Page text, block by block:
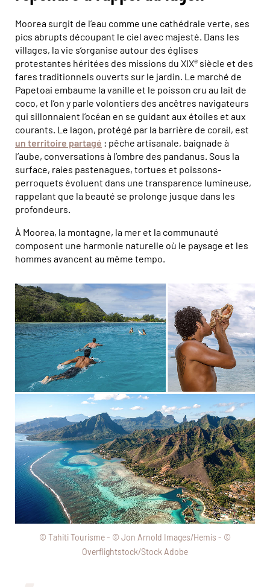
Moorea surgit de l’eau comme une cathédrale verte, ses
pics abrupts découpant le ciel avec majesté. Dans les
villages, la vie s’organise autour des églises
protestantes héritées des missions du XIXe siècle et des
fares traditionnels ouverts sur le jardin. Le marché de
Papetoai embaume la vanille et le poisson cru au lait de
coco, et l’on y parle volontiers des ancêtres navigateurs
qui sillonnaient l’océan en se guidant aux étoiles et aux
courants. Le lagon, protégé par la barrière de corail, est
un territoire partagé : pêche artisanale, baignade à
l’aube, conversations à l’ombre des pandanus. Sous la
surface, raies pastenagues, tortues et poissons-
perroquets évoluent dans une transparence lumineuse,
rappelant que la beauté se prolonge jusque dans les
profondeurs.
À Moorea, la montagne, la mer et la communauté
composent une harmonie naturelle où le paysage et les
hommes avancent au même tempo.
© Tahiti Tourisme - © Jon Arnold Images/Hemis - ©
Overflightstock/Stock Adobe